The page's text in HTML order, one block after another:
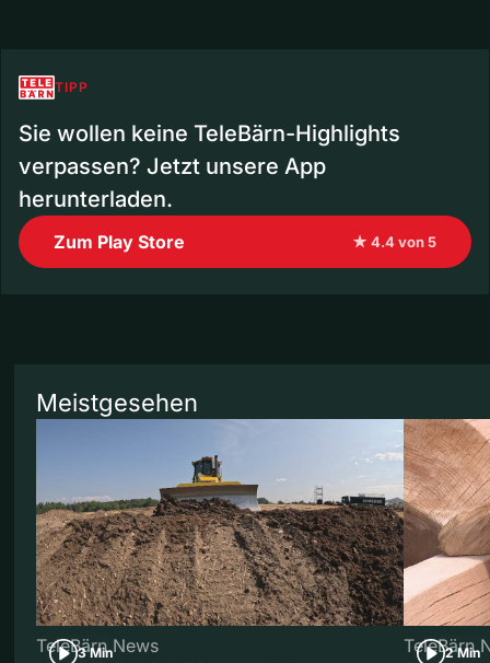
TIPP
Sie wollen keine TeleBärn-Highlights
verpassen? Jetzt unsere App
herunterladen.
Zum Play Store ★ 4.4 von 5
Meistgesehen
3 Min
TeleBärn News 2 Min
TeleBärn